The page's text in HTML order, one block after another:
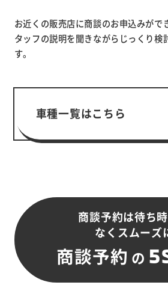
お近くの販売店に商談のお申込みがで
タッフの説明を聞きながらじっくり検
す。
車種一覧はこちら
商談予約は待ち
なくスムーズ
商談予約 の